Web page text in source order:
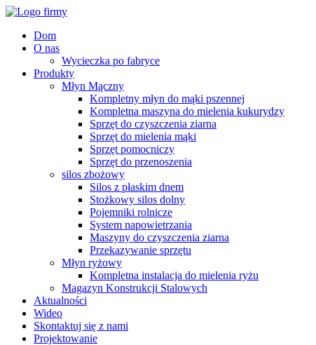
Dom
O nas
Wycieczka po fabryce
Produkty
Młyn Mączny
Kompletny młyn do mąki pszennej
Kompletna maszyna do mielenia kukurydzy
Sprzęt do czyszczenia ziarna
Sprzęt do mielenia mąki
Sprzęt pomocniczy
Sprzęt do przenoszenia
silos zbożowy
Silos z płaskim dnem
Stożkowy silos dolny
Pojemniki rolnicze
System napowietrzania
Maszyny do czyszczenia ziarna
Przekazywanie sprzętu
Młyn ryżowy
Kompletna instalacja do mielenia ryżu
Magazyn Konstrukcji Stalowych
Aktualności
Wideo
Skontaktuj się z nami
Projektowanie